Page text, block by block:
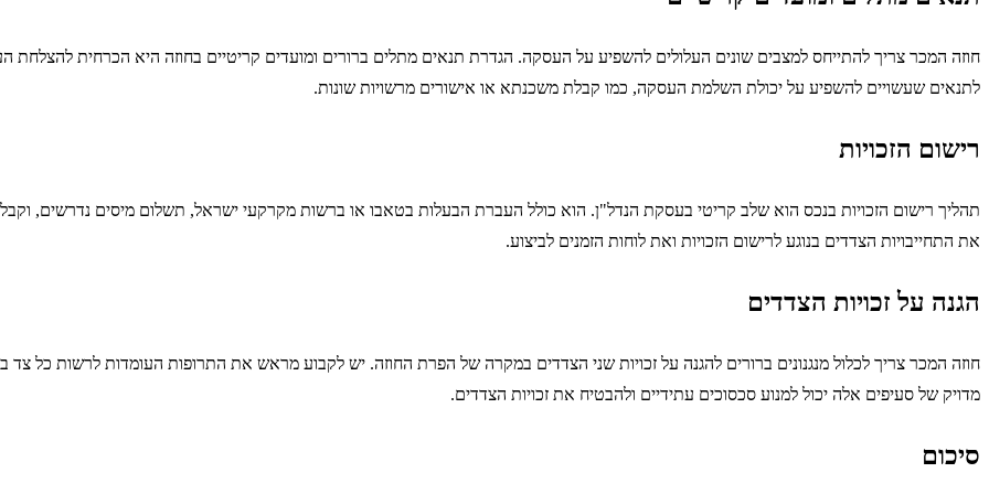
חוזה המכר צריך להתייחס למצבים שונים העלולים להשפיע על העסקה. הגדרת תנאים מתלים ברורים ומועדים קריטיים בחוזה היא הכרחית להצלחת
לתנאים שעשויים להשפיע על יכולת השלמת העסקה, כמו קבלת משכנתא או אישורים מרשויות שונות.
רישום הזכויות
תהליך רישום הזכויות בנכס הוא שלב קריטי בעסקת הנדל"ן. הוא כולל העברת הבעלות בטאבו או ברשות מקרקעי ישראל, תשלום מיסים נדרשים,
את התחייבויות הצדדים בנוגע לרישום הזכויות ואת לוחות הזמנים לביצוע.
הגנה על זכויות הצדדים
חוזה המכר צריך לכלול מנגנונים ברורים להגנה על זכויות שני הצדדים במקרה של הפרת החוזה. יש לקבוע מראש את התרופות העומדות לרשות כל צד
מדויק של סעיפים אלה יכול למנוע סכסוכים עתידיים ולהבטיח את זכויות הצדדים.
סיכום